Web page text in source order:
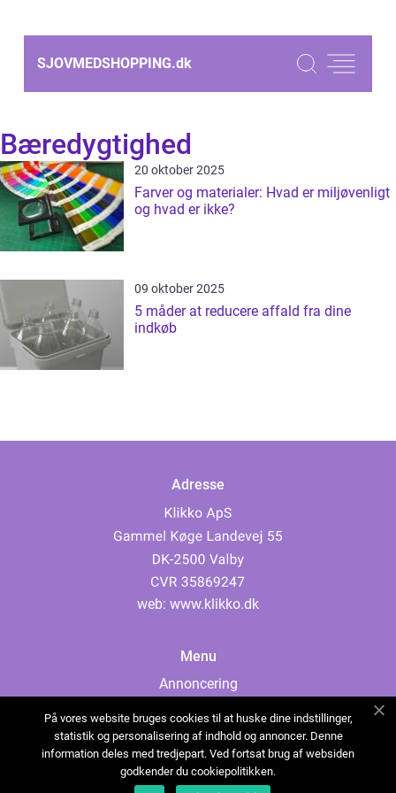
SJOVMEDSHOPPING.dk
Bæredygtighed
20 oktober 2025
Farver og materialer: Hvad er miljøvenligt
og hvad er ikke?
09 oktober 2025
5 måder at reducere affald fra dine
indkøb
Adresse
web: www.klikko.dk
Menu
Annoncering
Cookies
Kontakt os
Sitemap
På vores website bruges cookies til at huske dine indstillinger,
statistik og personalisering af indhold og annoncer. Denne
information deles med tredjepart. Ved fortsat brug af websiden
godkender du cookiepolitikken.